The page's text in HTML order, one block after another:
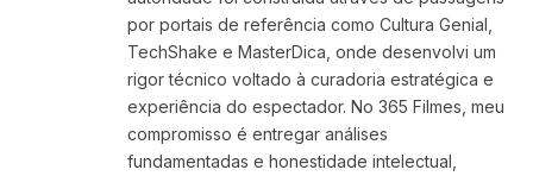
por portais de referência como Cultura Genial,
TechShake e MasterDica, onde desenvolvi um
rigor técnico voltado à curadoria estratégica e
experiência do espectador. No 365 Filmes, meu
compromisso é entregar análises
fundamentadas e honestidade intelectual,